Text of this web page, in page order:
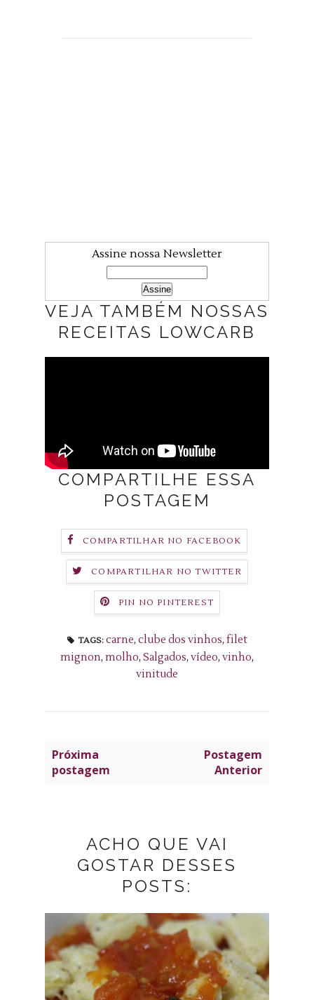
Assine nossa Newsletter
VEJA TAMBÉM NOSSAS
RECEITAS LOWCARB
COMPARTILHE ESSA
POSTAGEM
COMPARTILHAR NO FACEBOOK
COMPARTILHAR NO TWITTER
PIN NO PINTEREST
TAGS: carne, clube dos vinhos, filet
mignon, molho, Salgados, vídeo, vinho,
vinitude
Próxima
postagem
Postagem
Anterior
ACHO QUE VAI
GOSTAR DESSES
POSTS: